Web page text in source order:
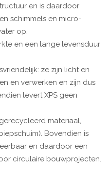
en is daardoor
schimmels en micro-
op.
en een lange levensduur
ze zijn licht en
en verwerken en zijn dus
levert XPS geen
materiaal,
Bovendien is
en daardoor een
circulaire bouwprojecten.